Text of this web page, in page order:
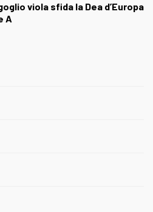
viola sfida la Dea d’Europa
A